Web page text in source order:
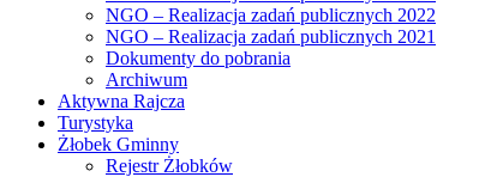
NGO – Realizacja zadań publicznych 2022
NGO – Realizacja zadań publicznych 2021
Dokumenty do pobrania
Archiwum
Aktywna Rajcza
Turystyka
Żłobek Gminny
Rejestr Żłobków